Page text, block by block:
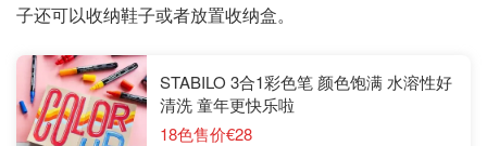
子还可以收纳鞋子或者放置收纳盒。
STABILO 3合1彩色笔 颜色饱满 水溶性好
清洗 童年更快乐啦
18色售价€28